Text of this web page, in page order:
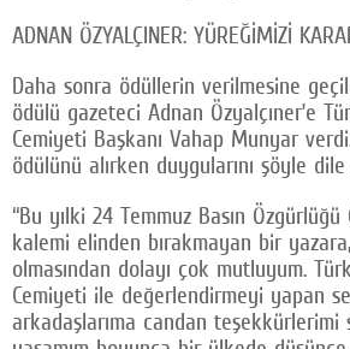
ADNAN ÖZYALÇINER: YÜREĞİMİZİ
Daha sonra ödüllerin verilmesine
ödülü gazeteci Adnan Özyalçıner’e
Cemiyeti Başkanı Vahap Munyar
ödülünü alırken duygularını şöyle
“Bu yılki 24 Temmuz Basın
kalemi elinden bırakmayan bir
olmasından dolayı çok mutluyum.
Cemiyeti ile değerlendirmeyi yapan
arkadaşlarıma candan teşekkürlerimi